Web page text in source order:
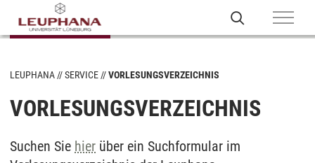
LEUPHANA SERVICE VORLESUNGSVERZEICHNIS
VORLESUNGSVERZEICHNIS
Suchen Sie hier über ein Suchformular im